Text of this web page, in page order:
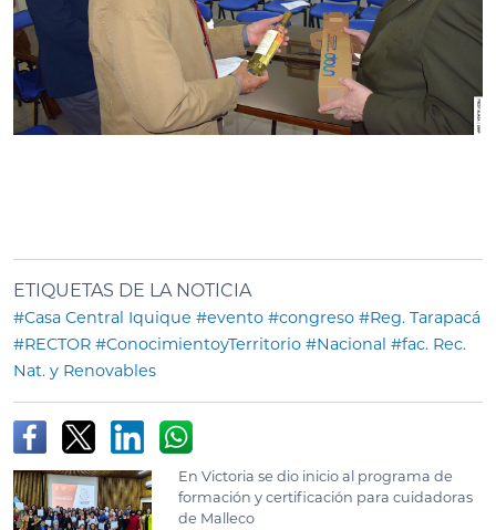
ETIQUETAS DE LA NOTICIA
#Casa Central Iquique #evento #congreso #Reg. Tarapacá
#RECTOR #ConocimientoyTerritorio #Nacional #fac. Rec.
Nat. y Renovables
En Victoria se dio inicio al programa de
formación y certificación para cuidadoras
de Malleco